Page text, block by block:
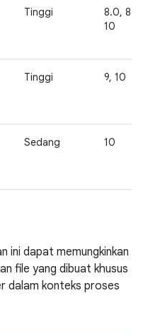
Tinggi
8.0, 8.1,
10
Tinggi 9, 10
Sedang 10
ini dapat memungkinkan
file yang dibuat khusus
dalam konteks proses